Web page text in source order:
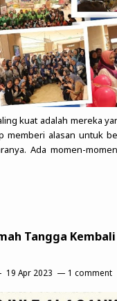
kuat adalah mereka
memberi alasan untuk
Ada momen-
Tangga
19 Apr 2023 1 comment